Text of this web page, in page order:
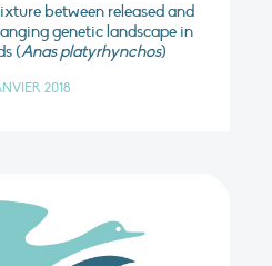
between released and
genetic landscape in
(Anas platyrhynchos)
2018